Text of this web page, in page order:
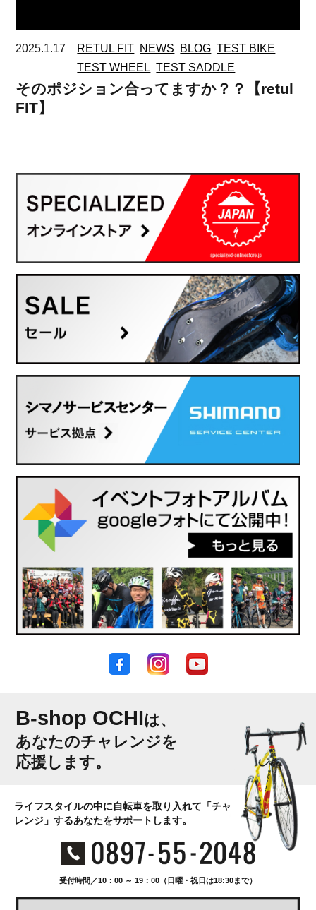
2025.1.17 RETUL FIT NEWS BLOG TEST BIKE
TEST WHEEL TEST SADDLE
そのポジション合ってますか？？【retul
FIT】
B-shop OCHIは、
あなたのチャレンジを
応援します。
ライフスタイルの中に自転車を取り入れて「チャ
レンジ」するあなたをサポートします。
受付時間／10：00 ～ 19：00（日曜・祝日は18:30まで）